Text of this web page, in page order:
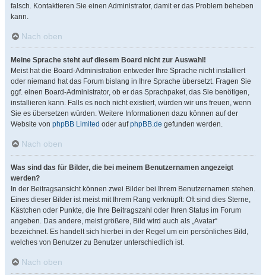
falsch. Kontaktieren Sie einen Administrator, damit er das Problem beheben
kann.
Nach oben
Meine Sprache steht auf diesem Board nicht zur Auswahl!
Meist hat die Board-Administration entweder Ihre Sprache nicht installiert
oder niemand hat das Forum bislang in Ihre Sprache übersetzt. Fragen Sie
ggf. einen Board-Administrator, ob er das Sprachpaket, das Sie benötigen,
installieren kann. Falls es noch nicht existiert, würden wir uns freuen, wenn
Sie es übersetzen würden. Weitere Informationen dazu können auf der
Website von phpBB Limited oder aufphpBB.de gefunden werden.
Nach oben
Was sind das für Bilder, die bei meinem Benutzernamen angezeigt
werden?
In der Beitragsansicht können zwei Bilder bei Ihrem Benutzernamen stehen.
Eines dieser Bilder ist meist mit Ihrem Rang verknüpft: Oft sind dies Sterne,
Kästchen oder Punkte, die Ihre Beitragszahl oder Ihren Status im Forum
angeben. Das andere, meist größere, Bild wird auch als „Avatar“
bezeichnet. Es handelt sich hierbei in der Regel um ein persönliches Bild,
welches von Benutzer zu Benutzer unterschiedlich ist.
Nach oben